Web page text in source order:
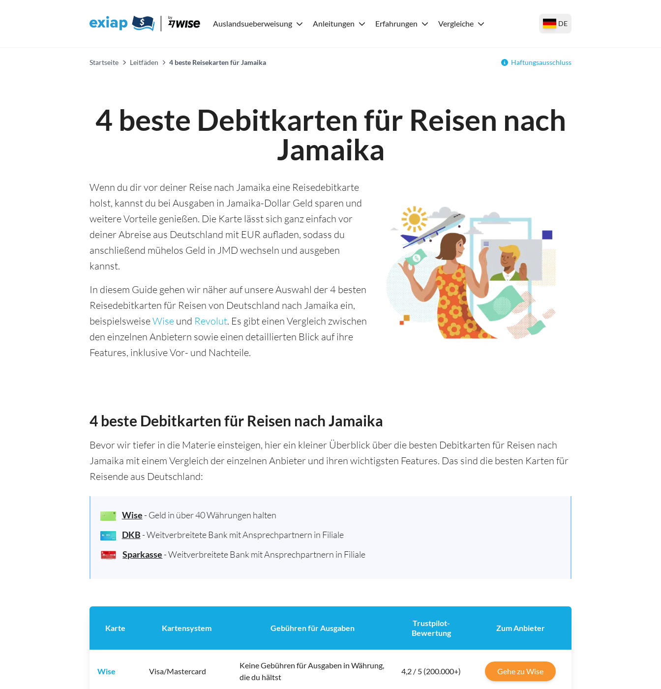
Auslandsueberweisung Anleitungen Erfahrungen Vergleiche DE
Startseite Leitfäden 4 beste Reisekarten für Jamaika Haftungsausschluss
4 beste Debitkarten für Reisen nach
Jamaika
Wenn du dir vor deiner Reise nach Jamaika eine Reisedebitkarte
holst, kannst du bei Ausgaben in Jamaika-Dollar Geld sparen und
weitere Vorteile genießen. Die Karte lässt sich ganz einfach vor
deiner Abreise aus Deutschland mit EUR aufladen, sodass du
anschließend mühelos Geld in JMD wechseln und ausgeben
kannst.
In diesem Guide gehen wir näher auf unsere Auswahl der 4 besten
Reisedebitkarten für Reisen von Deutschland nach Jamaika ein,
beispielsweiseWise und Revolut. Es gibt einen Vergleich zwischen
den einzelnen Anbietern sowie einen detaillierten Blick auf ihre
Features, inklusive Vor- und Nachteile.
4 beste Debitkarten für Reisen nach Jamaika
Bevor wir tiefer in die Materie einsteigen, hier ein kleiner Überblick über die besten Debitkarten für Reisen nach
Jamaika mit einem Vergleich der einzelnen Anbieter und ihren wichtigsten Features. Das sind die besten Karten für
Reisende aus Deutschland:
Wise - Geld in über 40 Währungen halten
DKB - Weitverbreitete Bank mit Ansprechpartnern in Filiale
Sparkasse - Weitverbreitete Bank mit Ansprechpartnern in Filiale
Karte Kartensystem Gebühren für Ausgaben
Trustpilot-
Bewertung
Zum Anbieter
Wise Visa/Mastercard
Keine Gebühren für Ausgaben in Währung,
die du hältst
4,2 / 5 (200.000+) Gehe zu Wise